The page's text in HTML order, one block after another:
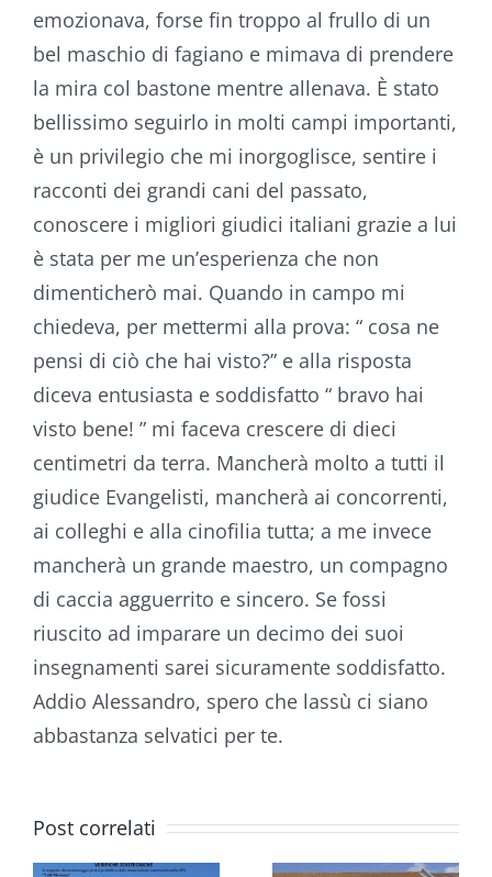
emozionava, forse fin troppo al frullo di un
bel maschio di fagiano e mimava di prendere
la mira col bastone mentre allenava. È stato
bellissimo seguirlo in molti campi importanti,
è un privilegio che mi inorgoglisce, sentire i
racconti dei grandi cani del passato,
conoscere i migliori giudici italiani grazie a lui
è stata per me un’esperienza che non
dimenticherò mai. Quando in campo mi
chiedeva, per mettermi alla prova: “ cosa ne
pensi di ciò che hai visto?” e alla risposta
diceva entusiasta e soddisfatto “ bravo hai
visto bene! ” mi faceva crescere di dieci
centimetri da terra. Mancherà molto a tutti il
giudice Evangelisti, mancherà ai concorrenti,
ai colleghi e alla cinofilia tutta; a me invece
mancherà un grande maestro, un compagno
di caccia agguerrito e sincero. Se fossi
riuscito ad imparare un decimo dei suoi
insegnamenti sarei sicuramente soddisfatto.
Addio Alessandro, spero che lassù ci siano
abbastanza selvatici per te.
Post correlati
VIII
TRIENNALE
MONDIALE
SPINONE
CISP